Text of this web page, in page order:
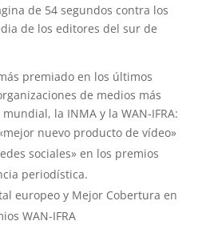
de 54 segundos contra los
de los editores del sur de
premiado en los últimos
de medios más
la INMA y la WAN-IFRA:
nuevo producto de vídeo»
sociales» en los premios
periodística.
europeo y Mejor Cobertura en
WAN-IFRA